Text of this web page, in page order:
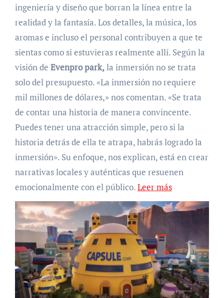
ingeniería y diseño que borran la línea entre la
realidad y la fantasía. Los detalles, la música, los
aromas e incluso el personal contribuyen a que te
sientas como si estuvieras realmente allí. Según la
visión de Evenpro park,la inmersión no se trata
solo del presupuesto. «La inmersión no requiere
mil millones de dólares,» nos comentan. «Se trata
de contar una historia de manera convincente.
Puedes tener una atracción simple, pero si la
historia detrás de ella te atrapa, habrás logrado la
inmersión». Su enfoque, nos explican, está en crear
narrativas locales y auténticas que resuenen
emocionalmente con el público.Leer más